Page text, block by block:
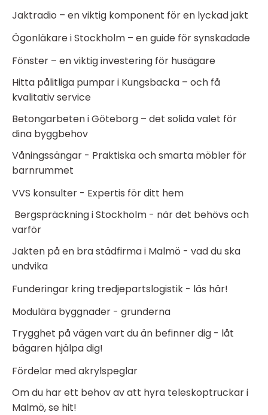
Jaktradio – en viktig komponent för en lyckad jakt
Ögonläkare i Stockholm – en guide för synskadade
Fönster – en viktig investering för husägare
Hitta pålitliga pumpar i Kungsbacka – och få
kvalitativ service
Betongarbeten i Göteborg – det solida valet för
dina byggbehov
Våningssängar - Praktiska och smarta möbler för
barnrummet
VVS konsulter - Expertis för ditt hem
Bergspräckning i Stockholm - när det behövs och
varför
Jakten på en bra städfirma i Malmö - vad du ska
undvika
Funderingar kring tredjepartslogistik - läs här!
Modulära byggnader - grunderna
Trygghet på vägen vart du än befinner dig - låt
bägaren hjälpa dig!
Fördelar med akrylspeglar
Om du har ett behov av att hyra teleskoptruckar i
Malmö, se hit!